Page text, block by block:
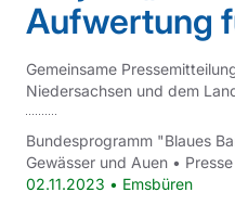
Aufwertung
Gemeinsame
Niedersachsen und dem
Bundesprogramm "Blaues
Gewässer und Auen • Presse
02.11.2023 • Emsbüren